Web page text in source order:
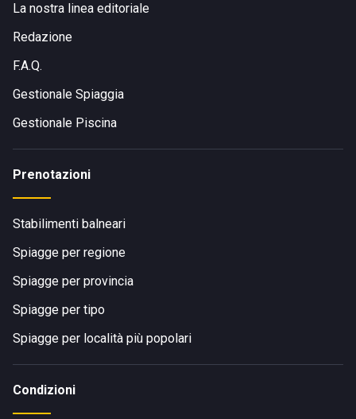
La nostra linea editoriale
Redazione
F.A.Q.
Gestionale Spiaggia
Gestionale Piscina
Prenotazioni
Stabilimenti balneari
Spiagge per regione
Spiagge per provincia
Spiagge per tipo
Spiagge per località più popolari
Condizioni